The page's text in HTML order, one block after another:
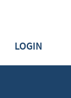
LOGIN